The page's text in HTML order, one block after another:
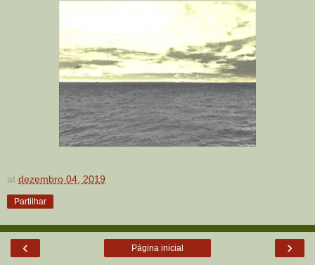
at dezembro 04, 2019
Partilhar
‹ ›
Página inicial